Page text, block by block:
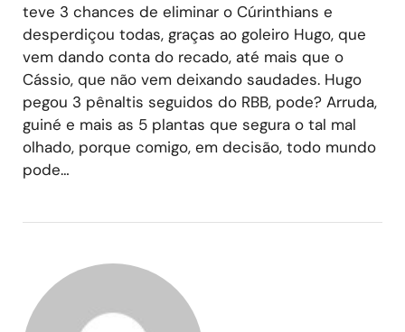
teve 3 chances de eliminar o Cúrinthians e
desperdiçou todas, graças ao goleiro Hugo, que
vem dando conta do recado, até mais que o
Cássio, que não vem deixando saudades. Hugo
pegou 3 pênaltis seguidos do RBB, pode? Arruda,
guiné e mais as 5 plantas que segura o tal mal
olhado, porque comigo, em decisão, todo mundo
pode…